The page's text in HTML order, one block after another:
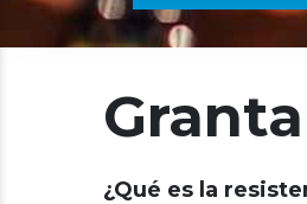
¿Qué es la